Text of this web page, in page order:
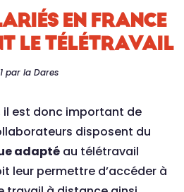
EN FRANCE
LE TÉLÉTRAVAIL
par la Dares
il est donc important de
disposent du
adapté au télétravail
leur permettre d’accéder à